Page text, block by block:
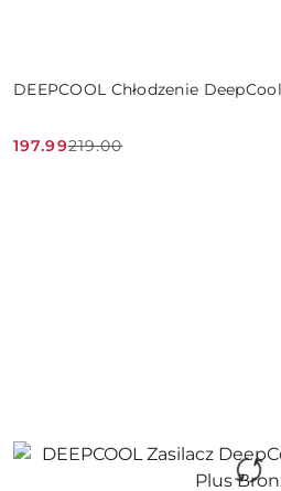
DEEPCOOL Chłodzenie
Cena
197.99
Cena
219.00